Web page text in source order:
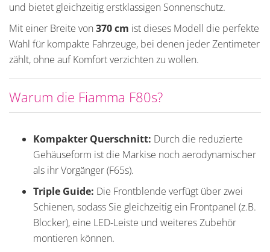
und bietet gleichzeitig erstklassigen Sonnenschutz.
Mit einer Breite von 370 cm ist dieses Modell die perfekte
Wahl für kompakte Fahrzeuge, bei denen jeder Zentimeter
zählt, ohne auf Komfort verzichten zu wollen.
Warum die Fiamma F80s?
Kompakter Querschnitt: Durch die reduzierte
Gehäuseform ist die Markise noch aerodynamischer
als ihr Vorgänger (F65s).
Triple Guide: Die Frontblende verfügt über zwei
Schienen, sodass Sie gleichzeitig ein Frontpanel (z.B.
Blocker), eine LED-Leiste und weiteres Zubehör
montieren können.